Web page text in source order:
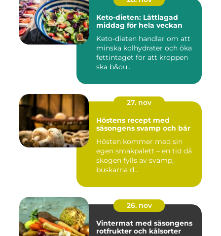
Keto-dieten: Lättlagad
middag för hela veckan
Keto-dieten handlar om att
minska kolhydrater och öka
fettintaget för att kroppen
ska b&ou...
27. nov
Höstens recept med
säsongens svamp och bär
Hösten kommer med sin
egen smakpalett – en tid då
skogen fylls av svamp,
buskarna d...
26. nov
Vintermat med säsongens
rotfrukter och kålsorter